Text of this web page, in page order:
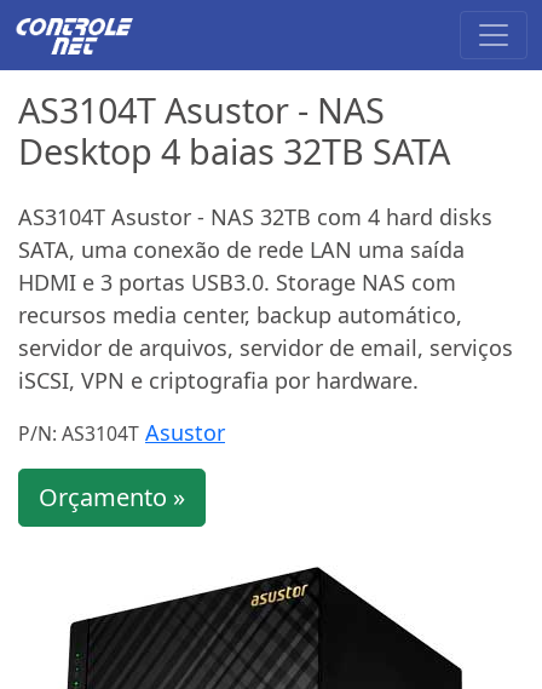
AS3104T Asustor - NAS
Desktop 4 baias 32TB SATA
AS3104T Asustor - NAS 32TB com 4 hard disks
SATA, uma conexão de rede LAN uma saída
HDMI e 3 portas USB3.0. Storage NAS com
recursos media center, backup automático,
servidor de arquivos, servidor de email, serviços
iSCSI, VPN e criptografia por hardware.
P/N: AS3104T Asustor
Orçamento »